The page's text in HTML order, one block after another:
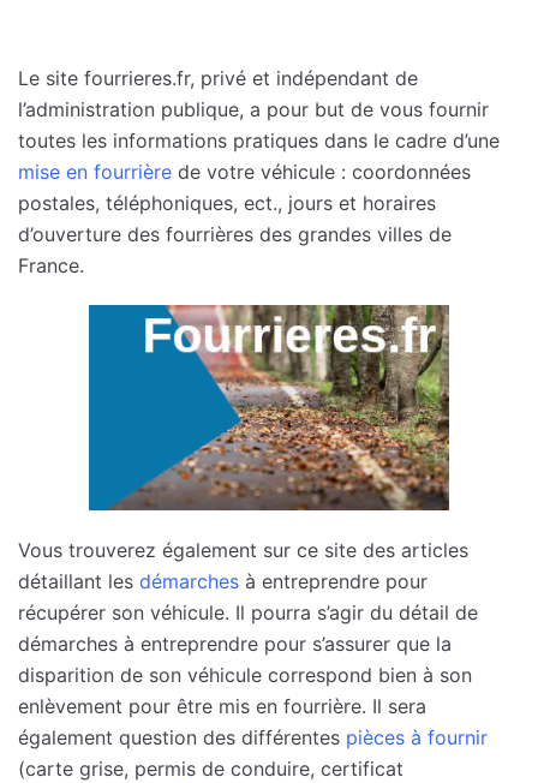
Le site fourrieres.fr, privé et indépendant de
l’administration publique, a pour but de vous fournir
toutes les informations pratiques dans le cadre d’une
mise en fourrière de votre véhicule : coordonnées
postales, téléphoniques, ect., jours et horaires
d’ouverture des fourrières des grandes villes de
France.
Vous trouverez également sur ce site des articles
détaillant les démarches à entreprendre pour
récupérer son véhicule. Il pourra s’agir du détail de
démarches à entreprendre pour s’assurer que la
disparition de son véhicule correspond bien à son
enlèvement pour être mis en fourrière. Il sera
également question des différentes pièces à fournir
(carte grise, permis de conduire, certificat